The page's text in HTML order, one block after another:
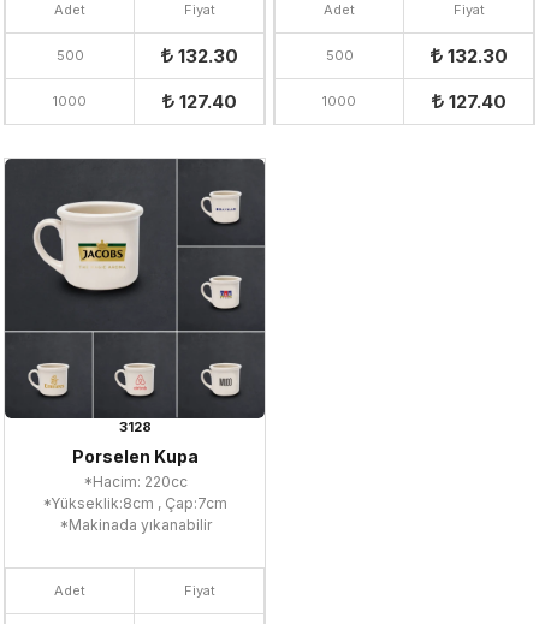
Adet Fiyat
500 132.30
1000 127.40
Adet Fiyat
500 132.30
1000 127.40
3128
Porselen Kupa
*Hacim: 220cc
*Yükseklik:8cm , Çap:7cm
*Makinada yıkanabilir
Adet Fiyat